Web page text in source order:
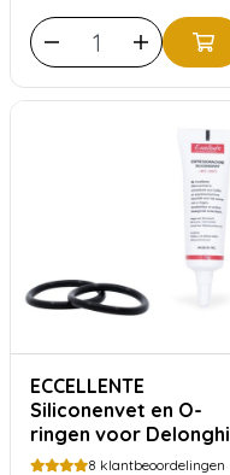
ECCELLENTE
Siliconenvet en O-
ringen voor Delonghi
8 klantbeoordelingen